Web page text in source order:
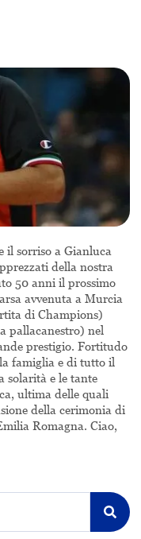
il sorriso a Gianluca
della nostra
50 anni il prossimo
avvenuta a Murcia
di Champions)
pallacanestro) nel
prestigio. Fortitudo
famiglia e di tutto il
solarità e le tante
ultima delle quali
della cerimonia di
Romagna. Ciao,